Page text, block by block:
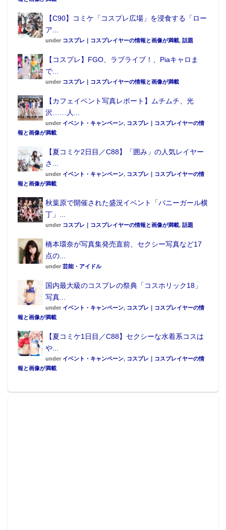
【C90】コミケ「コスプレ広場」を浸食する「ロー
ア...
under コスプレ｜コスプレイヤーの情報と画像が満載, 話題
【コスプレ】FGO、ラブライブ！、Piaキャロま
で...
under コスプレ｜コスプレイヤーの情報と画像が満載
【カフェイベント写真レポート】ムチムチ、光
沢……人...
under イベント・キャンペーン, コスプレ｜コスプレイヤーの情
報と画像が満載
【夏コミケ2日目／C88】「囲み」の人気レイヤー
さ...
under イベント・キャンペーン, コスプレ｜コスプレイヤーの情
報と画像が満載
秋葉原で開催された盛況イベント「バニーガール横
丁」...
under コスプレ｜コスプレイヤーの情報と画像が満載, 話題
橋本環奈が写真集発売直前、セクシー写真など17
点の...
under 芸能・アイドル
国内最大級のコスプレの祭典「コスホリック18」
写真...
under イベント・キャンペーン, コスプレ｜コスプレイヤーの情
報と画像が満載
【夏コミケ1日目／C88】セクシーな水着系コスは
や...
under イベント・キャンペーン, コスプレ｜コスプレイヤーの情
報と画像が満載